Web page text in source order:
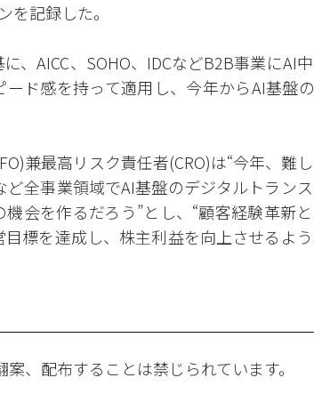
記録した。
、AICC、SOHO、IDCなどB2B事業にAI
ド感を持って適用し、今年からAI基盤
兼最高リスク責任者(CRO)は“今年、難
全事業領域でAI基盤のデジタルトラン
会を作るだろう”とし、“顧客経験革新
標を達成し、株主利益を向上させるよ
、配布することは禁じられています。